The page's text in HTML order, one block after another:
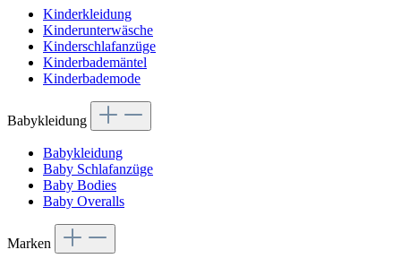
Kinderkleidung
Kinderunterwäsche
Kinderschlafanzüge
Kinderbademäntel
Kinderbademode
Babykleidung
Babykleidung
Baby Schlafanzüge
Baby Bodies
Baby Overalls
Marken